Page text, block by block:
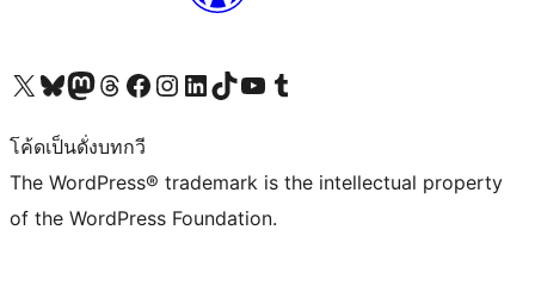
Visit our X (formerly Twitter) account
Visit our Bluesky account
Visit our Mastodon account
Visit our Threads account
Visit our Facebook page
Visit our Instagram account
Visit our LinkedIn account
Visit our TikTok account
Visit our YouTube channel
Visit our Tumblr account
โค้ดเป็นดั่งบทกวี
The WordPress® trademark is the intellectual property
of the WordPress Foundation.